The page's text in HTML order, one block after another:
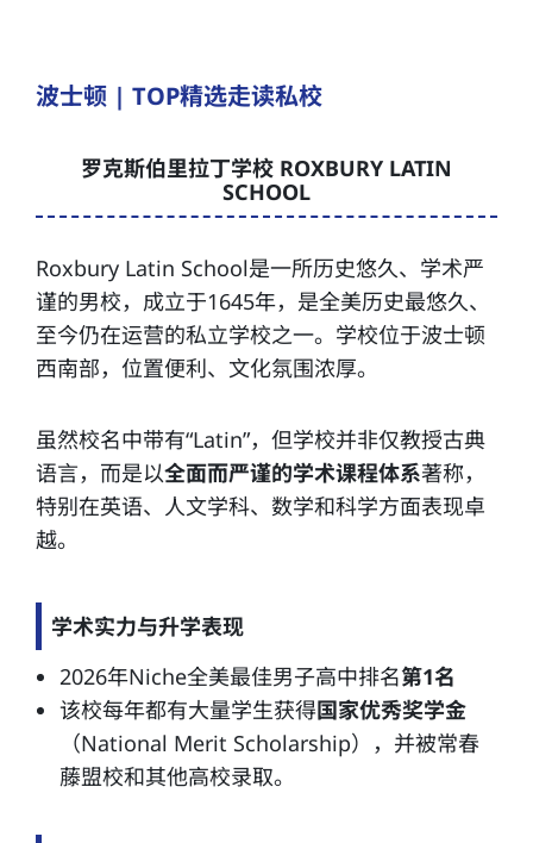
波士顿 | TOP精选走读私校
罗克斯伯里拉丁学校 ROXBURY LATIN
SCHOOL
Roxbury Latin School是一所历史悠久、学术严
谨的男校，成立于1645年，是全美历史最悠久、
至今仍在运营的私立学校之一。学校位于波士顿
西南部，位置便利、文化氛围浓厚。
虽然校名中带有“Latin”，但学校并非仅教授古典
语言，而是以全面而严谨的学术课程体系著称，
特别在英语、人文学科、数学和科学方面表现卓
越。
学术实力与升学表现
2026年Niche全美最佳男子高中排名第1名
该校每年都有大量学生获得国家优秀奖学金
（National Merit Scholarship），并被常春
藤盟校和其他高校录取。